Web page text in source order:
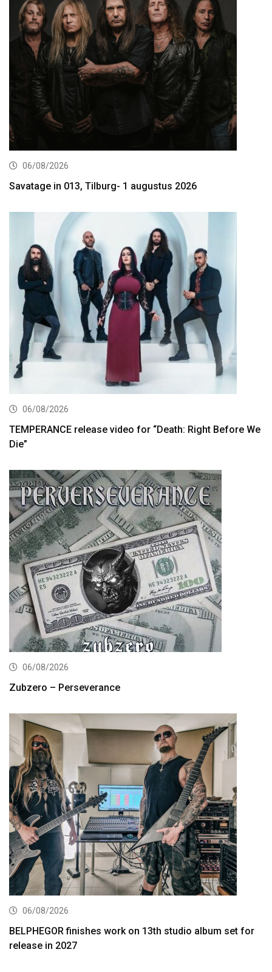
06/08/2026
Savatage in 013, Tilburg- 1 augustus 2026
06/08/2026
TEMPERANCE release video for “Death: Right Before We
Die”
06/08/2026
Zubzero – Perseverance
06/08/2026
BELPHEGOR finishes work on 13th studio album set for
release in 2027